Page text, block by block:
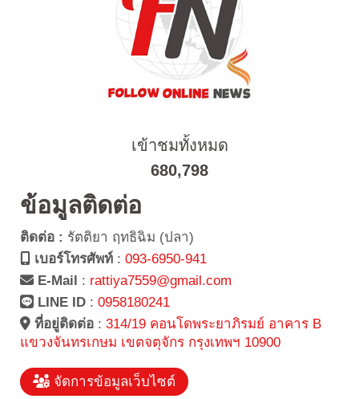
เข้าชมทั้งหมด
680,798
ข้อมูลติดต่อ
ติดต่อ : รัตติยา ฤทธิฉิม (ปลา)
เบอร์โทรศัพท์ : 093-6950-941
E-Mail : rattiya7559@gmail.com
LINE ID : 0958180241
ที่อยู่ติดต่อ : 314/19 คอนโดพระยาภิรมย์ อาคาร B
แขวงจันทรเกษม เขตจตุจักร กรุงเทพฯ 10900
จัดการข้อมูลเว็บไซต์